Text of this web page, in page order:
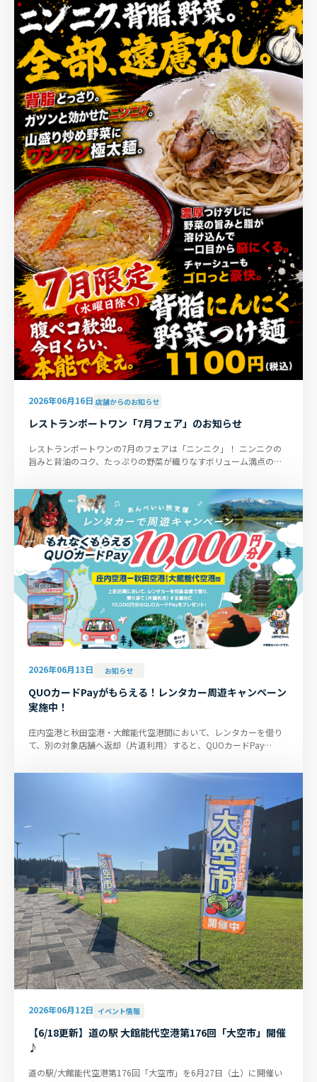
2026年06月16日 店舗からのお知らせ
レストランポートワン「7月フェア」のお知らせ
レストランポートワンの7月のフェアは「ニンニク」！ ニンニクの
旨みと背油のコク、たっぷりの野菜が織りなすボリューム満点のつ
2026年06月13日 お知らせ
QUOカードPayがもらえる！レンタカー周遊キャンペーン
実施中！
庄内空港と秋田空港・大館能代空港間において、レンタカーを借り
て、別の対象店舗へ返却（片道利用）すると、QUOカードPay
2026年06月12日 イベント情報
【6/18更新】道の駅 大館能代空港第176回「大空市」開催
♪
道の駅/大館能代空港第176回「大空市」を6月27日（土）に開催い